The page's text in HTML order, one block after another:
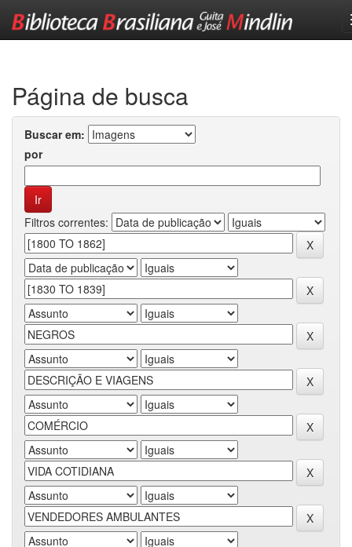
Página de busca
Buscar em:
por
Filtros correntes: